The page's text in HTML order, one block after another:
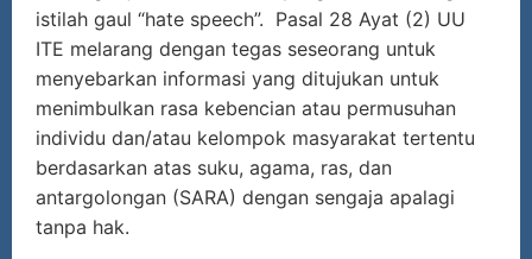
istilah gaul “hate speech”. Pasal 28 Ayat (2) UU
ITE melarang dengan tegas seseorang untuk
menyebarkan informasi yang ditujukan untuk
menimbulkan rasa kebencian atau permusuhan
individu dan/atau kelompok masyarakat tertentu
berdasarkan atas suku, agama, ras, dan
antargolongan (SARA) dengan sengaja apalagi
tanpa hak.